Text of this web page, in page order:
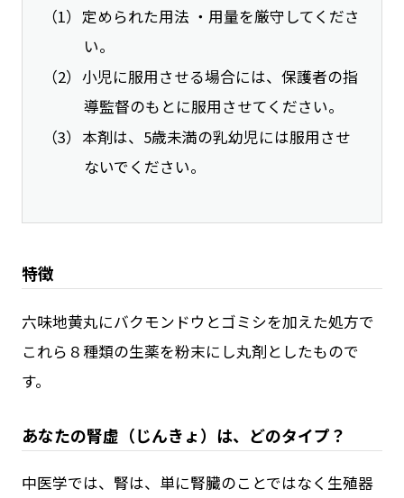
定められた用法 ・用量を厳守してくださ
い。
小児に服用させる場合には、保護者の指
導監督のもとに服用させてください。
本剤は、5歳未満の乳幼児には服用させ
ないでください。
特徴
六味地黄丸にバクモンドウとゴミシを加えた処方で
これら８種類の生薬を粉末にし丸剤としたもので
す。
あなたの腎虚（じんきょ）は、どのタイプ？
中医学では、腎は、単に腎臓のことではなく生殖器